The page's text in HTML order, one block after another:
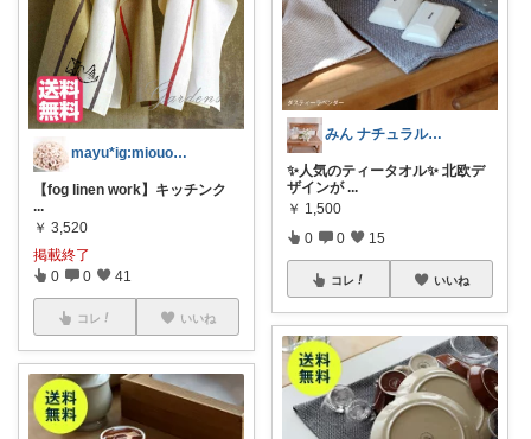
mayu*ig:miouor_home
【fog linen work】キッチンク
...
￥ 3,520
掲載終了
0 0 41
コレ いいね
みん ナチュラル✨♡*:.｡.
✨人気のティータオル✨ 北欧デ
ザインが...
￥ 1,500
0 0 15
コレ いいね